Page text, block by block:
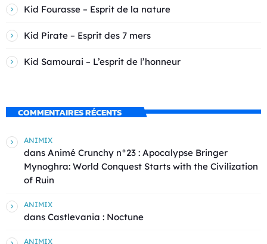
Kid Fourasse – Esprit de la nature
Kid Pirate – Esprit des 7 mers
Kid Samourai – L’esprit de l’honneur
COMMENTAIRES RÉCENTS
ANIMIX
dans Animé Crunchy n°23 : Apocalypse Bringer
Mynoghra: World Conquest Starts with the Civilization
of Ruin
ANIMIX
dans Castlevania : Noctune
ANIMIX